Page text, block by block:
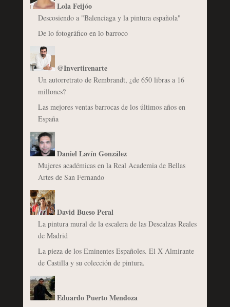
Lola Feijóo
Descosiendo a "Balenciaga y la pintura española"
De lo fotográfico en lo barroco
@Invertirenarte
Un autorretrato de Rembrandt, ¿de 650 libras a 16
millones?
Las mejores ventas barrocas de los últimos años en
España
Daniel Lavín González
Mujeres académicas en la Real Academia de Bellas
Artes de San Fernando
David Bueso Peral
La pintura mural de la escalera de las Descalzas Reales
de Madrid
La pieza de los Eminentes Españoles. El X Almirante
de Castilla y su colección de pintura.
Eduardo Puerto Mendoza